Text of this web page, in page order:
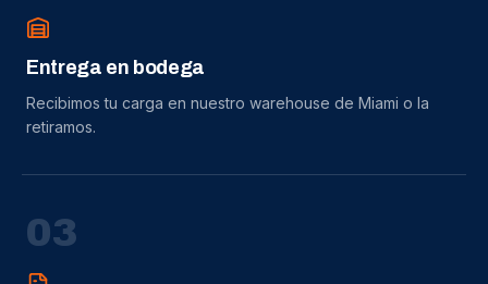
Entrega en bodega
Recibimos tu carga en nuestro warehouse de Miami o la
retiramos.
03